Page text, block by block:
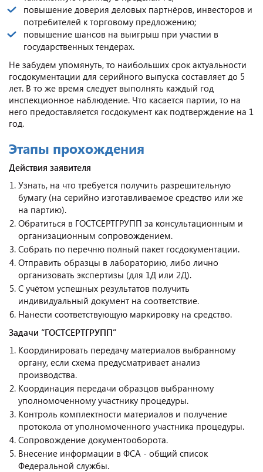
повышение доверия деловых партнёров, инвесторов и
потребителей к торговому предложению;
повышение шансов на выигрыш при участии в
государственных тендерах.
Не забудем упомянуть, то наибольших срок актуальности
госдокументации для серийного выпуска составляет до 5
лет. В то же время следует выполнять каждый год
инспекционное наблюдение. Что касается партии, то на
него предоставляется госдокумент как подтверждение на 1
год.
Этапы прохождения
Действия заявителя
Узнать, на что требуется получить разрешительную
бумагу (на серийно изготавливаемое средство или же
на партию).
Обратиться в ГОСТСЕРТГРУПП за консультационным и
организационным сопровождением.
Собрать по перечню полный пакет госдокументации.
Отправить образцы в лабораторию, либо лично
организовать экспертизы (для 1Д или 2Д).
С учётом успешных результатов получить
индивидуальный документ на соответствие.
Нанести соответствующую маркировку на средство.
Задачи “ГОСТСЕРТГРУПП”
Координировать передачу материалов выбранному
органу, если схема предусматривает анализ
производства.
Координация передачи образцов выбранному
уполномоченному участнику процедуры.
Контроль комплектности материалов и получение
протокола от уполномоченного участника процедуры.
Сопровождение документооборота.
Внесение информации в ФСА - общий список
Федеральной службы.